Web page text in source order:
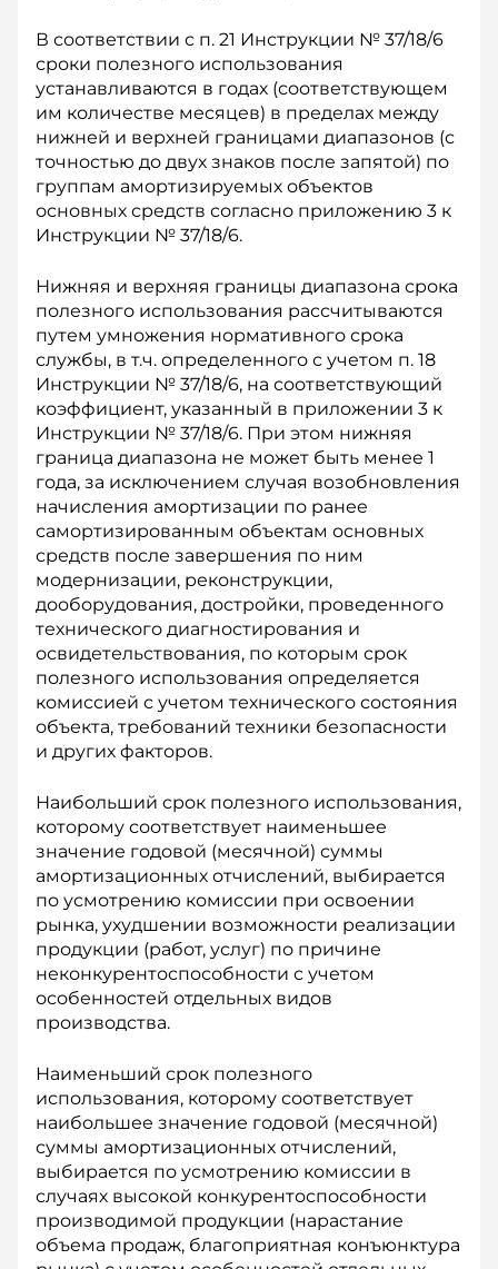
В соответствии с п. 21 Инструкции № 37/18/6
сроки полезного использования
устанавливаются в годах (соответствующем
им количестве месяцев) в пределах между
нижней и верхней границами диапазонов (с
точностью до двух знаков после запятой) по
группам амортизируемых объектов
основных средств согласно приложению 3 к
Инструкции № 37/18/6.
Нижняя и верхняя границы диапазона срока
полезного использования рассчитываются
путем умножения нормативного срока
службы, в т.ч. определенного с учетом п. 18
Инструкции № 37/18/6, на соответствующий
коэффициент, указанный в приложении 3 к
Инструкции № 37/18/6. При этом нижняя
граница диапазона не может быть менее 1
года, за исключением случая возобновления
начисления амортизации по ранее
самортизированным объектам основных
средств после завершения по ним
модернизации, реконструкции,
дооборудования, достройки, проведенного
технического диагностирования и
освидетельствования, по которым срок
полезного использования определяется
комиссией с учетом технического состояния
объекта, требований техники безопасности
и других факторов.
Наибольший срок полезного использования,
которому соответствует наименьшее
значение годовой (месячной) суммы
амортизационных отчислений, выбирается
по усмотрению комиссии при освоении
рынка, ухудшении возможности реализации
продукции (работ, услуг) по причине
неконкурентоспособности с учетом
особенностей отдельных видов
производства.
Наименьший срок полезного
использования, которому соответствует
наибольшее значение годовой (месячной)
суммы амортизационных отчислений,
выбирается по усмотрению комиссии в
случаях высокой конкурентоспособности
производимой продукции (нарастание
объема продаж, благоприятная конъюнктура